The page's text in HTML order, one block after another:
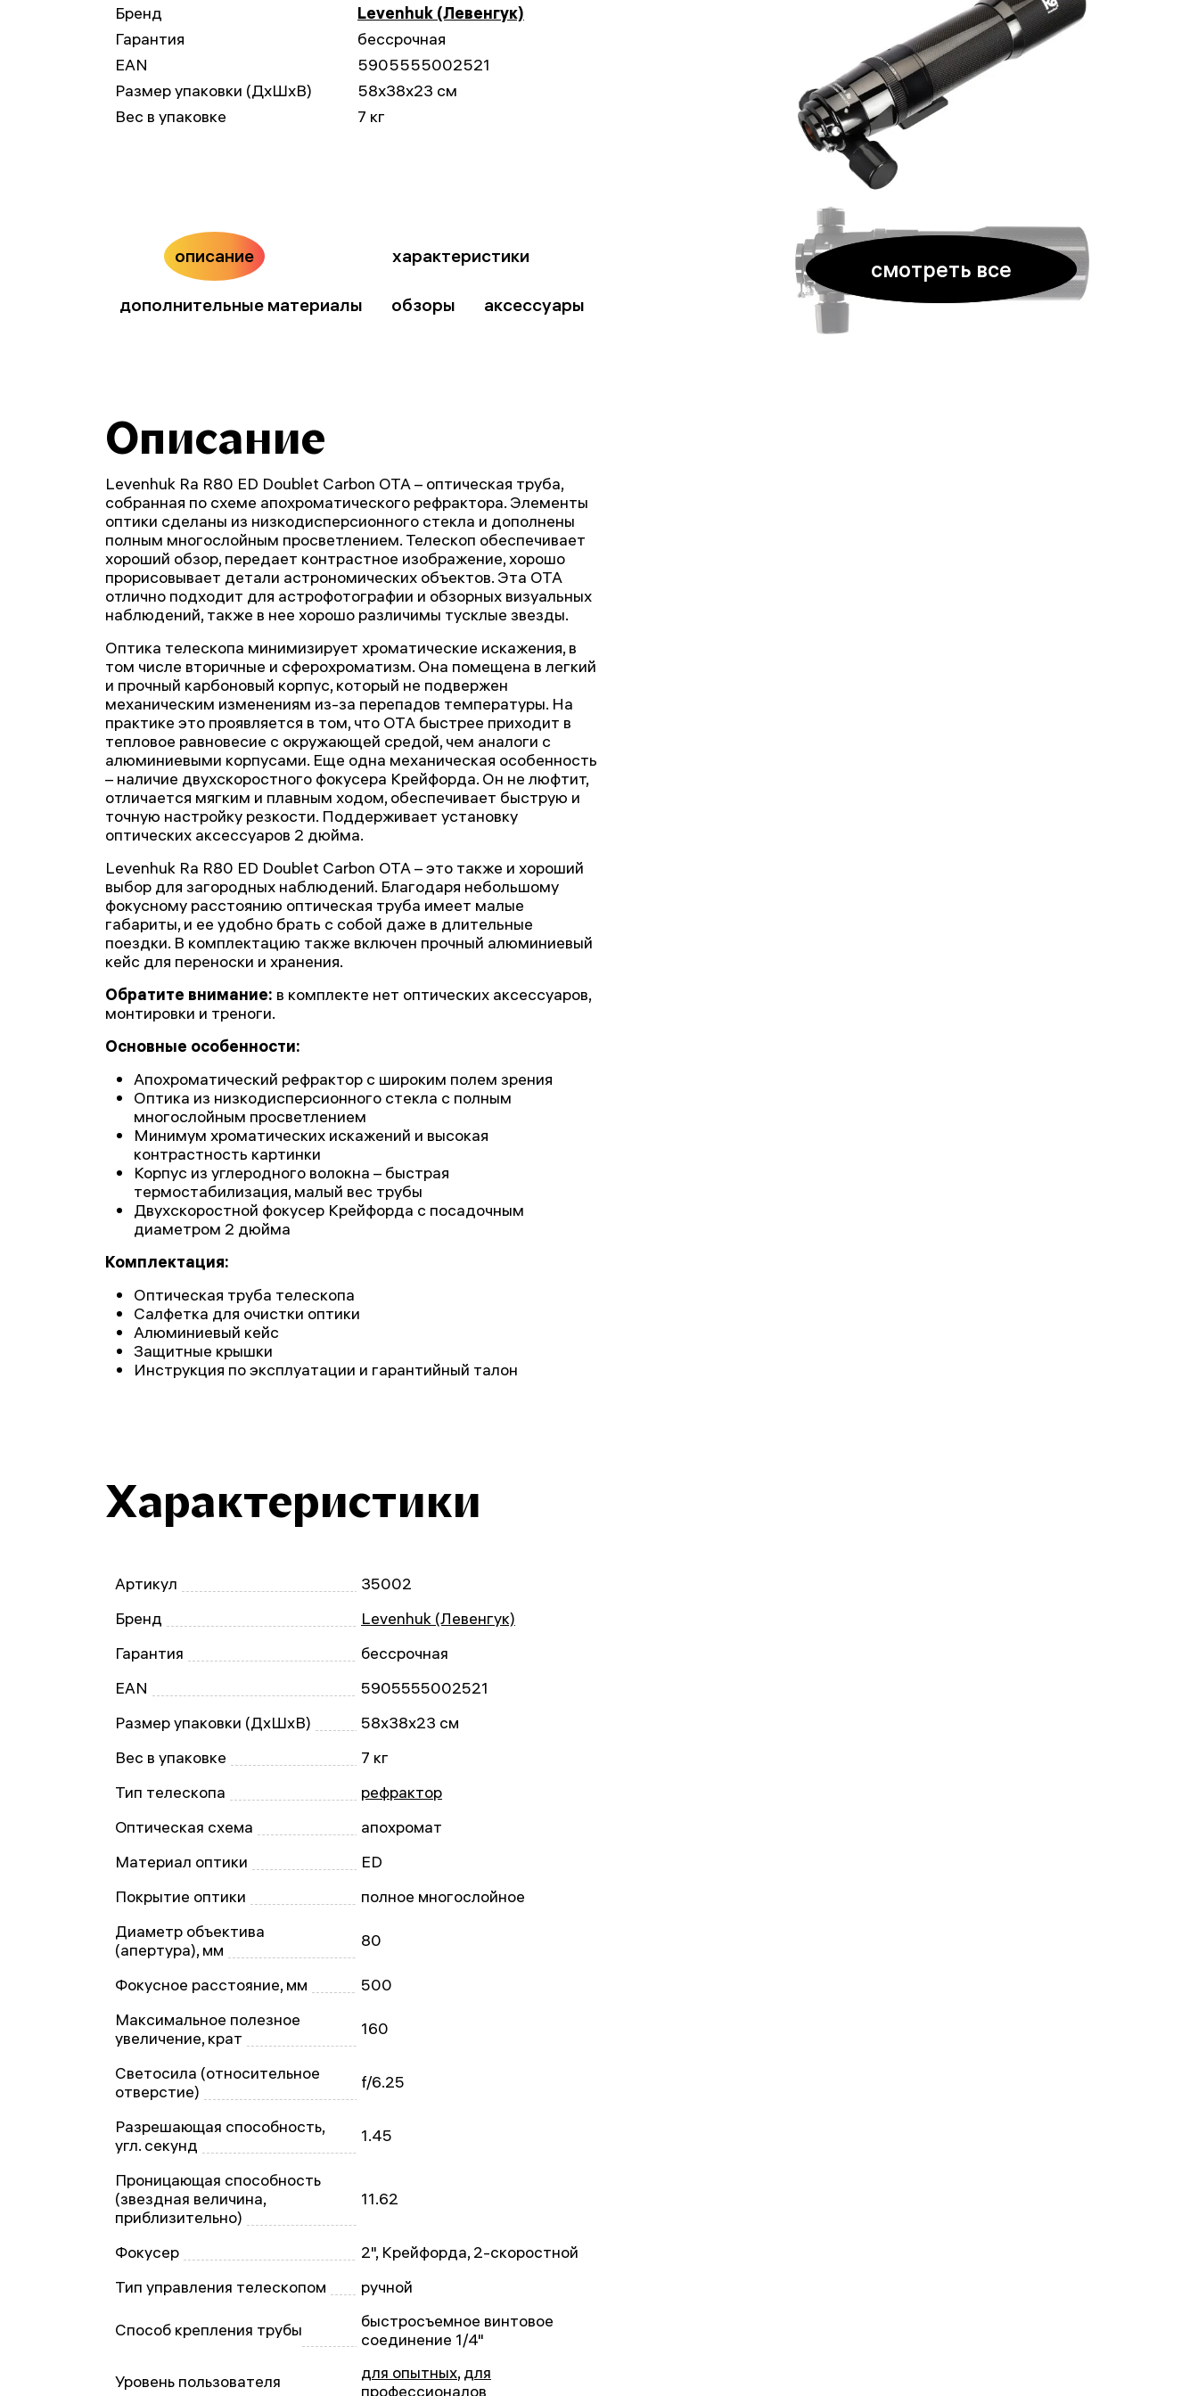
смотреть все
Бренд
Levenhuk (Левенгук)
Гарантия
бессрочная
EAN
5905555002521
Размер упаковки (ДxШxВ)
58x38x23 см
Вес в упаковке
7 кг
описание характеристики
дополнительные материалы обзоры аксессуары
Описание
Levenhuk Ra R80 ED Doublet Carbon OTA – оптическая труба,
собранная по схеме апохроматического рефрактора. Элементы
оптики сделаны из низкодисперсионного стекла и дополнены
полным многослойным просветлением. Телескоп обеспечивает
хороший обзор, передает контрастное изображение, хорошо
прорисовывает детали астрономических объектов. Эта ОТА
отлично подходит для астрофотографии и обзорных визуальных
наблюдений, также в нее хорошо различимы тусклые звезды.
Оптика телескопа минимизирует хроматические искажения, в
том числе вторичные и сферохроматизм. Она помещена в легкий
и прочный карбоновый корпус, который не подвержен
механическим изменениям из-за перепадов температуры. На
практике это проявляется в том, что ОТА быстрее приходит в
тепловое равновесие с окружающей средой, чем аналоги с
алюминиевыми корпусами. Еще одна механическая особенность
– наличие двухскоростного фокусера Крейфорда. Он не люфтит,
отличается мягким и плавным ходом, обеспечивает быструю и
точную настройку резкости. Поддерживает установку
оптических аксессуаров 2 дюйма.
Levenhuk Ra R80 ED Doublet Carbon OTA – это также и хороший
выбор для загородных наблюдений. Благодаря небольшому
фокусному расстоянию оптическая труба имеет малые
габариты, и ее удобно брать с собой даже в длительные
поездки. В комплектацию также включен прочный алюминиевый
кейс для переноски и хранения.
Обратите внимание: в комплекте нет оптических аксессуаров,
монтировки и треноги.
Основные особенности:
Апохроматический рефрактор с широким полем зрения
Оптика из низкодисперсионного стекла с полным
многослойным просветлением
Минимум хроматических искажений и высокая
контрастность картинки
Корпус из углеродного волокна – быстрая
термостабилизация, малый вес трубы
Двухскоростной фокусер Крейфорда с посадочным
диаметром 2 дюйма
Комплектация:
Оптическая труба телескопа
Салфетка для очистки оптики
Алюминиевый кейс
Защитные крышки
Инструкция по эксплуатации и гарантийный талон
Характеристики
Артикул
35002
Бренд
Levenhuk (Левенгук)
Гарантия
бессрочная
EAN
5905555002521
Размер упаковки (ДxШxВ)
58x38x23 см
Вес в упаковке
7 кг
Тип телескопа
рефрактор
Оптическая схема
апохромат
Материал оптики
ED
Покрытие оптики
полное многослойное
Диаметр объектива
(апертура), мм
80
Фокусное расстояние, мм
500
Максимальное полезное
увеличение, крат
160
Светосила (относительное
отверстие)
f/6.25
Разрешающая способность,
угл. секунд
1.45
Проницающая способность
(звездная величина,
приблизительно)
11.62
Фокусер
2", Крейфорда, 2-скоростной
Тип управления телескопом
ручной
Способ крепления трубы
быстросъемное винтовое
соединение 1/4"
Уровень пользователя для опытных, для
профессионалов